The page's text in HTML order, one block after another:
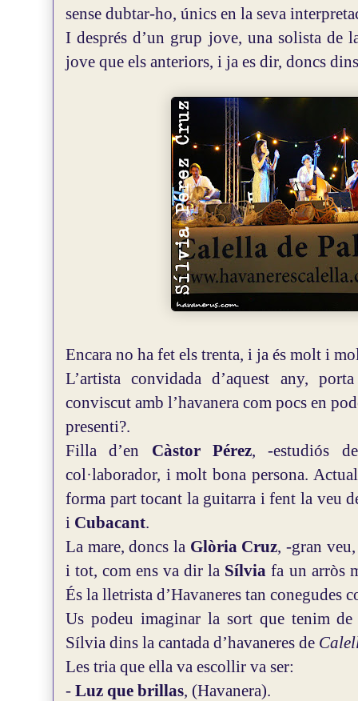
sense dubtar-ho, únics en la seva
I després d’un grup jove, una solista de
jove que els anteriors, i ja es dir, doncs
Encara no ha fet els trenta, i ja és molt i
L’artista convidada d’aquest any,
conviscut amb l’havanera com pocs en
presenti?.
Filla d’en Càstor Pérez, -estudiós
col·laborador, i molt bona persona.
forma part tocant la guitarra i fent la veu
i Cubacant.
La mare, doncs la Glòria Cruz, -gran
i tot, com ens va dir la Sílviafa un arròs
És la lletrista d’Havaneres tan conegudes
Us podeu imaginar la sort que tenim
Sílvia dins la cantada d’havaneres de
Les tria que ella va escollir va ser:
- Luz que brillas, (Havanera).